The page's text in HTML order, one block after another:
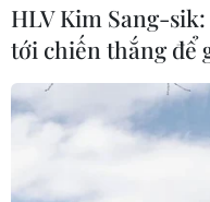
HLV Kim Sang-
tới chiến thắng để